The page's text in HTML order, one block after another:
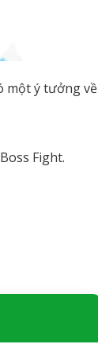
một ý tưởng về
Fight.